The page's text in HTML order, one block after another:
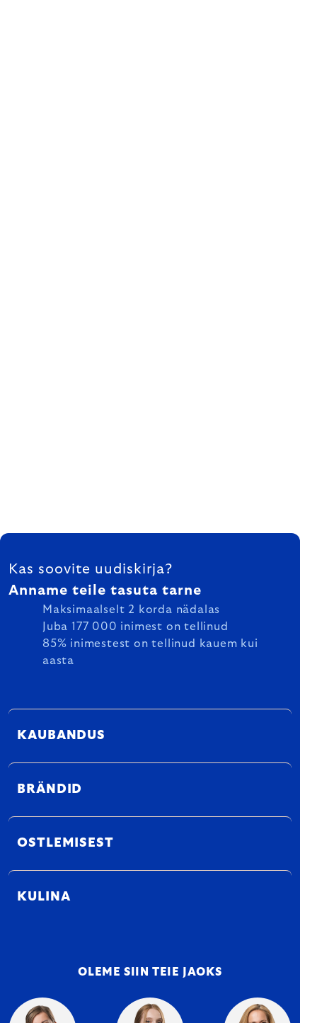
FOOTER
Kas soovite uudiskirja?
Anname teile tasuta tarne
Maksimaalselt 2 korda nädalas
Juba 177 000 inimest on tellinud
85% inimestest on tellinud kauem kui
aasta
KAUBANDUS
BRÄNDID
OSTLEMISEST
KULINA
OLEME SIIN TEIE JAOKS